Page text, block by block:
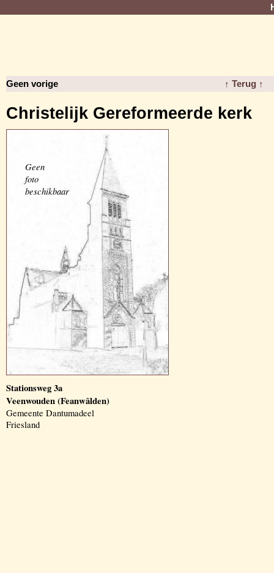
Geen vorige ↑ Terug ↑
Christelijk Gereformeerde kerk
Geen
foto
beschikbaar
Stationsweg 3a
Veenwouden (Feanwâlden)
Gemeente Dantumadeel
Friesland